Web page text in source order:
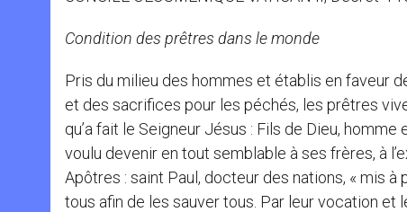
Condition des prêtres dans le monde
Pris du milieu des hommes et établis en faveur
et des sacrifices pour les péchés, les prêtres
qu’a fait le Seigneur Jésus : Fils de Dieu,
voulu devenir en tout semblable à ses frères, à
Apôtres : saint Paul, docteur des nations, « mis à
tous afin de les sauver tous. Par leur vocation et